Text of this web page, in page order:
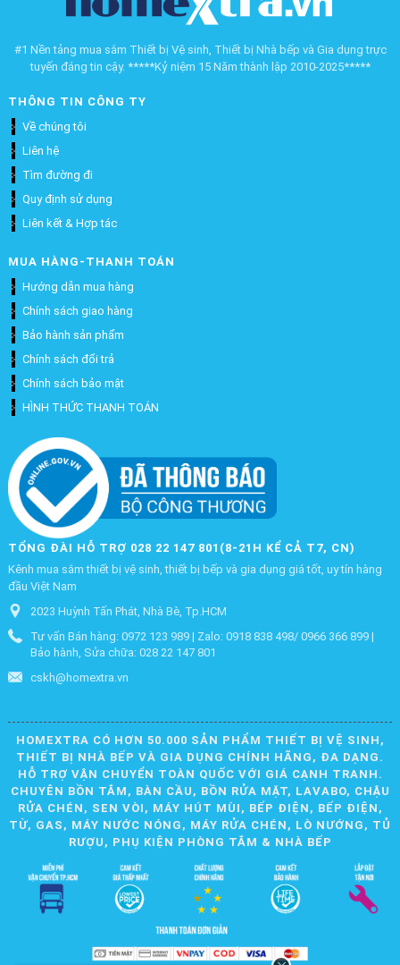
#1 Nền tảng mua sắm Thiết bị Vệ sinh, Thiết bị Nhà bếp và Gia dụng trực
tuyến đáng tin cậy. *****Kỷ niệm 15 Năm thành lập 2010-2025*****
THÔNG TIN CÔNG TY
Về chúng tôi
Liên hệ
Tìm đường đi
Quy định sử dụng
Liên kết & Hợp tác
MUA HÀNG-THANH TOÁN
Hướng dẫn mua hàng
Chính sách giao hàng
Bảo hành sản phẩm
Chính sách đổi trả
Chính sách bảo mật
HÌNH THỨC THANH TOÁN
TỔNG ĐÀI HỖ TRỢ 028 22 147 801(8-21H KỂ CẢ T7, CN)
Kênh mua sắm thiết bị vệ sinh, thiết bị bếp và gia dụng giá tốt, uy tín hàng
đầu Việt Nam
2023 Huỳnh Tấn Phát, Nhà Bè, Tp.HCM
Tư vấn Bán hàng: 0972 123 989 | Zalo: 0918 838 498/ 0966 366 899 |
Bảo hành, Sửa chữa: 028 22 147 801
cskh@homextra.vn
HOMEXTRA CÓ HƠN 50.000 SẢN PHẨM THIẾT BỊ VỆ SINH,
THIẾT BỊ NHÀ BẾP VÀ GIA DỤNG CHÍNH HÃNG, ĐA DẠNG.
HỖ TRỢ VẬN CHUYỂN TOÀN QUỐC VỚI GIÁ CẠNH TRANH.
CHUYÊN BỒN TẮM, BÀN CẦU, BỒN RỬA MẶT, LAVABO, CHẬU
RỬA CHÉN, SEN VÒI, MÁY HÚT MÙI, BẾP ĐIỆN, BẾP ĐIỆN,
TỪ, GAS, MÁY NƯỚC NÓNG, MÁY RỬA CHÉN, LÒ NƯỚNG, TỦ
RƯỢU, PHỤ KIỆN PHÒNG TẮM & NHÀ BẾP